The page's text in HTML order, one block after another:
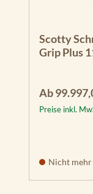
Scotty
Grip Plus
Regulärer
Ab
Preise inkl.
Nicht